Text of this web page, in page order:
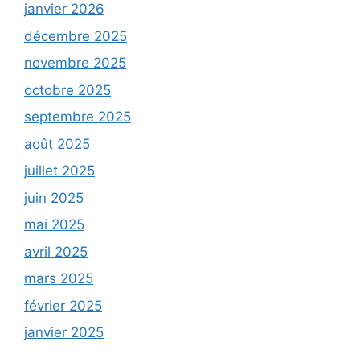
janvier 2026
décembre 2025
novembre 2025
octobre 2025
septembre 2025
août 2025
juillet 2025
juin 2025
mai 2025
avril 2025
mars 2025
février 2025
janvier 2025